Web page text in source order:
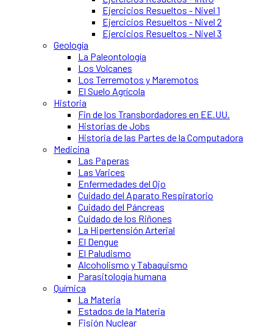
Ejercicios Resueltos - Nivel 1
Ejercicios Resueltos - Nivel 2
Ejercicios Resueltos - Nivel 3
Geología
La Paleontología
Los Volcanes
Los Terremotos y Maremotos
El Suelo Agrícola
Historia
Fin de los Transbordadores en EE.UU.
Historias de Jobs
Historia de las Partes de la Computadora
Medicina
Las Paperas
Las Varices
Enfermedades del Ojo
Cuidado del Aparato Respiratorio
Cuidado del Páncreas
Cuidado de los Riñones
La Hipertensión Arterial
El Dengue
El Paludismo
Alcoholismo y Tabaquismo
Parasitología humana
Química
La Materia
Estados de la Materia
Fisión Nuclear